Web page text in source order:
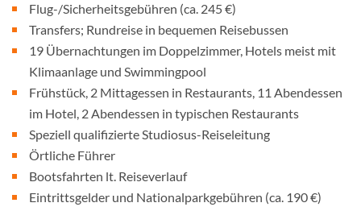
Flug-/Sicherheitsgebühren (ca. 245 €)
Transfers; Rundreise in bequemen Reisebussen
19 Übernachtungen im Doppelzimmer, Hotels meist mit
Klimaanlage und Swimmingpool
Frühstück, 2 Mittagessen in Restaurants, 11 Abendessen
im Hotel, 2 Abendessen in typischen Restaurants
Speziell qualifizierte Studiosus-Reiseleitung
Örtliche Führer
Bootsfahrten lt. Reiseverlauf
Eintrittsgelder und Nationalparkgebühren (ca. 190 €)